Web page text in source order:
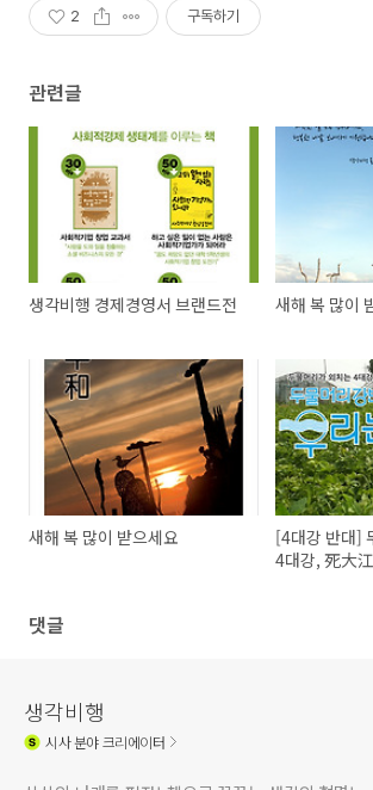
2 구독하기
관련글
생각비행 경제경영서 브랜드전 새해 복 많이
새해 복 많이 받으세요
[4대강 반대]
4대강, 死大
댓글
생각비행
시사분야 크리에이터